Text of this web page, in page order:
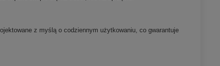
z myślą o codziennym użytkowaniu, co gwarantuje